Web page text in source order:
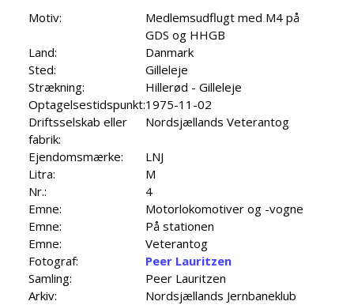
Motiv:
Medlemsudflugt med M4 på
GDS og HHGB
Land:
Danmark
Sted:
Gilleleje
Strækning:
Hillerød - Gilleleje
Optagelsestidspunkt:1975-11-02
Driftsselskab eller
fabrik:
Nordsjællands Veterantog
Ejendomsmærke:
LNJ
Litra:
M
Nr.:
4
Emne:
Motorlokomotiver og -vogne
Emne:
På stationen
Emne:
Veterantog
Fotograf:
Peer Lauritzen
Samling:
Peer Lauritzen
Arkiv:
Nordsjællands Jernbaneklub